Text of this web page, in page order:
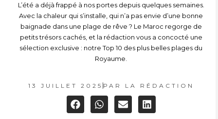
L’été a déjà frappé à nos portes depuis quelques semaines.
Avec la chaleur qui s’installe, qui n’a pas envie d’une bonne
baignade dans une plage de rêve ? Le Maroc regorge de
petits trésors cachés, et la rédaction vous a concocté une
sélection exclusive : notre Top 10 des plus belles plages du
Royaume.
13 JUILLET 2025 PAR LA RÉDACTION